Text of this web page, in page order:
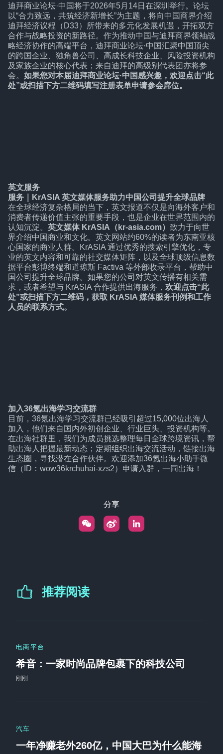
迪拜商业论坛·中国将于2026年5月14日在深圳举行。论坛
以“合力致远，共筑经济新增长”为主题，将向中国商界介绍
迪拜经济议程（D33）所带来的多元化发展机遇，开拓双方
合作与战略投资的新路径。作为推动中国与迪拜商界领袖战
略经济协作的高端平台，迪拜商业论坛·中国汇聚中国顶尖
的跨国企业、独角兽公司、高成长科技企业、风险投资机构
及家族企业的核心代表；来自迪拜的高级别代表团亦将参
会。 如果您对本届迪拜商业论坛·中国感兴趣，欢迎点击“此
处”或扫描下方二维码填写注册表单申请参会席位。
英文服务
服务
KrASIA 英文媒体服务助力中国公司提升全球品牌
在全球经济复杂格局的当下，英文报道不仅是向海外客户和
消费者传递价值主张的重要手段，也是企业在世界范围内的
认知沉淀。 英文媒体 KrASIA（kr-asia.com） 致力于向世
界介绍中国商业和文化。英文网站约60%的读者为东南亚核
心国家的商业人群。KrASIA 通过优秀的搜索引擎优化，专
业的英文内容和可靠的社交媒体矩阵，以及全球顶级信息数
据平台彭博终端和道琼斯 Factiva 等外部收录平台，帮助中
国公司提升全球品牌。如果您的公司对英文传播有相关需
求，或者希望与 KrASIA 合作提供出海服务， 欢迎点击“此
处”或扫描下方二维码，获取 KrASIA 媒体服务刊例和工作
人员的联系方式。
加入36氪出海学习交流群
目前，36氪出海学习交流群已经吸引超过15,000位出海人
加入，他们来自国内外初创企业、行业巨头、投资机构等。
在出海社群里，我们为成员挑选整理每日全球跨境资讯，帮
助出海人把握最新动态；定期组织出海交流活动，链接出海
生态圈，寻找潜在合作伙伴。欢迎添加36氪出海小助手微
信（ID：wow36krchuhai-xzs2）申请入群，一同出海！
分享
推荐阅读
电商平台
希音：一家时尚品牌包裹下的科技公司
刚刚
汽车
一年净赚老外260亿，中国大巴为什么能海